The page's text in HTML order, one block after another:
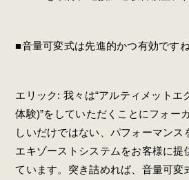
■音量可変式は先進的かつ有効です
エリック: 我々は“アルティメットエ
体験)”をしていただくことにフォー
しいだけではない、パフォーマンス
エキゾーストシステムをお客様に提
ています。突き詰めれば、音量可変